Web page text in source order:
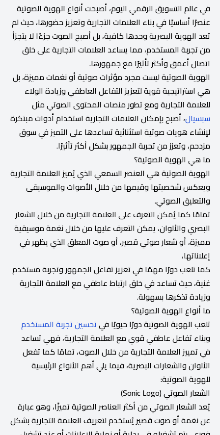
في عالم التسويق الرقمي اليوم، أصبحت أنواع الهوية الصوتية
عنصرًا أساسيًا في بناء العلامات التجارية وتعزيز حضورها، حيث لم
تعد الهوية البصرية وحدها كافية، بل أصبح الصوت جزءًا لا يتجزأ
من تجربة المستخدم، مما يساعد العلامات التجارية على خلق
اتصال أعمق وأكثر تأثيرًا مع جمهورها.
الهوية الصوتية ليست مجرد مؤثرات صوتية أو نغمات مميزة، بل
هي استراتيجية قوية لتعزيز التفاعل العاطفي وزيادة الولاء
للعلامة التجارية ومع تطور منصات المحتوى الصوتي مثل
سبسيال، أصبح بإمكان العلامات التجارية استخدام أدوات مبتكرة
لإنشاء هويات صوتية استثنائية تساعدها على التميز في سوق
مزدحم، وتعزز من تجربة الجمهور بشكل أكثر تأثيرًا.
ما هي الهوية الصوتية؟
الهوية الصوتية هي العنصر السمعي الذي يُميز العلامة التجارية
ويعكس شخصيتها وقيمها من خلال الأصوات والموسيقى
والتعليق الصوتي.
تمامًا كما يُمكن التعرف على العلامة التجارية من خلال الشعار
البصري والألوان، يمكن التعرف عليها من خلال نغمة موسيقية
مميزة، أو شعار صوتي قصير، أو صوت المعلق الذي يظهر في
إعلاناتها،
كما تلعب دورًا مهمًا في تعزيز تفاعل الجمهور وتجربة مستخدم
غنية، حيث تساعد في خلق ارتباط عاطفي مع العلامة التجارية
وزيادة تذكرها بسهولة.
ما أنواع الهوية الصوتية؟
تلعب الهوية الصوتية دورًا حيويًا فيتحسين تجربة المستخدم
وبناء تفاعل عاطفي قوي مع العلامة التجارية، فهي تساعد
في تمييز العلامة التجارية من خلال الصوت، تمامًا كما تفعل
الألوان والشعارات البصرية، فيما يلي أهم الأنواع الرئيسية
للهوية الصوتية:
الشعار الصوتي (Sonic Logo)
يُعد الشعار الصوتي من أكثر العناصر الصوتية تميزًا، وهو عبارة
عن نغمة أو صوت قصير يُستخدم لتعريف العلامة التجارية بشكل